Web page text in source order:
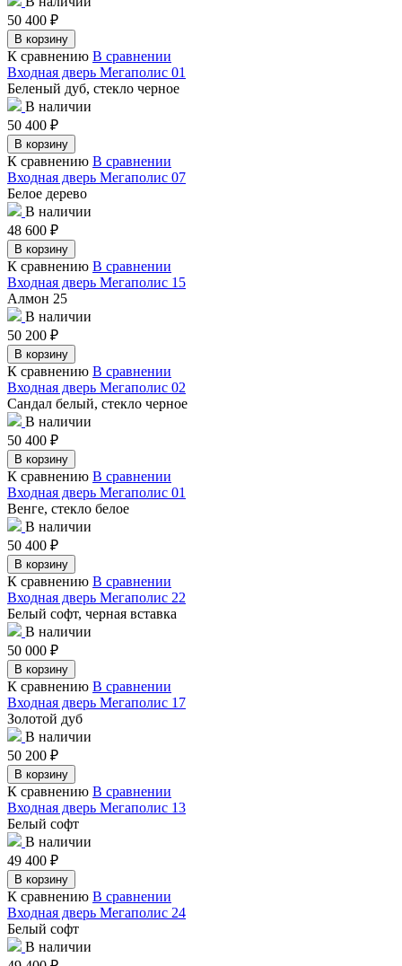
50 400 ₽
В корзину
К сравнению В сравнении
Входная дверь Мегаполис 01
Беленый дуб, стекло черное
В наличии
50 400 ₽
В корзину
К сравнению В сравнении
Входная дверь Мегаполис 07
Белое дерево
В наличии
48 600 ₽
В корзину
К сравнению В сравнении
Входная дверь Мегаполис 15
Алмон 25
В наличии
50 200 ₽
В корзину
К сравнению В сравнении
Входная дверь Мегаполис 02
Сандал белый, стекло черное
В наличии
50 400 ₽
В корзину
К сравнению В сравнении
Входная дверь Мегаполис 01
Венге, стекло белое
В наличии
50 400 ₽
В корзину
К сравнению В сравнении
Входная дверь Мегаполис 22
Белый софт, черная вставка
В наличии
50 000 ₽
В корзину
К сравнению В сравнении
Входная дверь Мегаполис 17
Золотой дуб
В наличии
50 200 ₽
В корзину
К сравнению В сравнении
Входная дверь Мегаполис 13
Белый софт
В наличии
49 400 ₽
В корзину
К сравнению В сравнении
Входная дверь Мегаполис 24
Белый софт
В наличии